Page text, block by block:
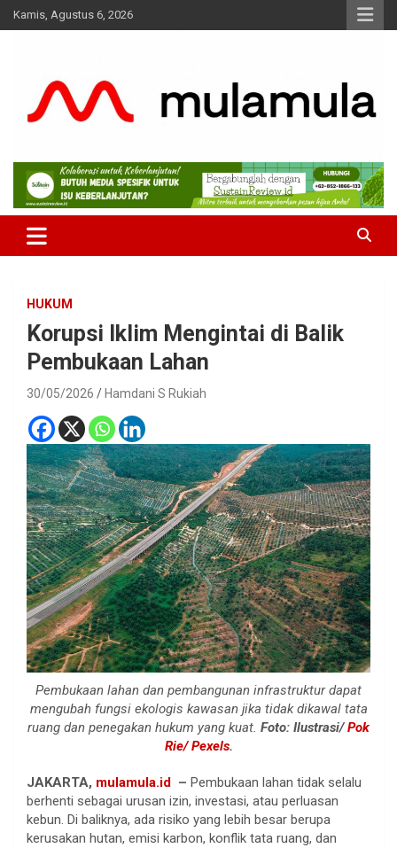
Skip
to
Kamis, Agustus 6, 2026
MulaMula
Medianya para Gen Z
HUKUM
Korupsi Iklim Mengintai di Balik
Pembukaan Lahan
30/05/2026 Hamdani S Rukiah
Pembukaan lahan dan pembangunan infrastruktur dapat
mengubah fungsi ekologis kawasan jika tidak dikawal tata
ruang dan penegakan hukum yang kuat. Foto: Ilustrasi/Pok
Rie/ Pexels.
JAKARTA, mulamula.id – Pembukaan lahan tidak selalu
berhenti sebagai urusan izin, investasi, atau perluasan
kebun. Di baliknya, ada risiko yang lebih besar berupa
kerusakan hutan, emisi karbon, konflik tata ruang, dan